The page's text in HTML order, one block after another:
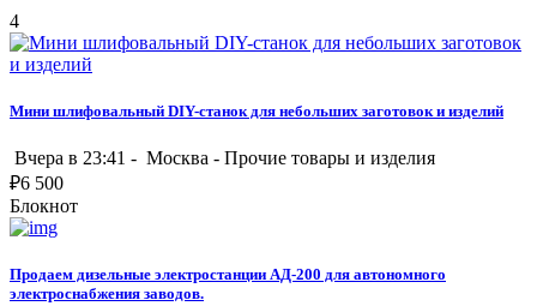
4
Мини шлифовальный DIY-станок для небольших заготовок и изделий
Вчера в 23:41 - Москва - Прочие товары и изделия
₽6 500
Блокнот
Продаем дизельные электростанции АД-200 для автономного
электроснабжения заводов.